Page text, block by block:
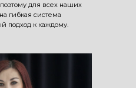
для всех наших
гибкая система
подход к каждому.